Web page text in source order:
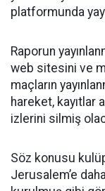
platformunda
Raporun
web sitesini ve
maçların
hareket, kayıtlar
izlerini silmiş
Söz konusu
Jerusalem’e